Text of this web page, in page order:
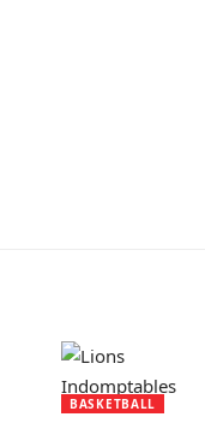
BASKETBALL